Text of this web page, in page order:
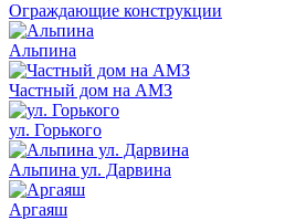
Ограждающие конструкции
Альпина
Частный дом на АМЗ
ул. Горького
Альпина ул. Дарвина
Аргаяш